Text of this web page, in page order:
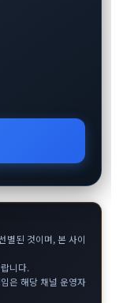
별된 것이며, 본 사이
니다.
은 해당 채널 운영자